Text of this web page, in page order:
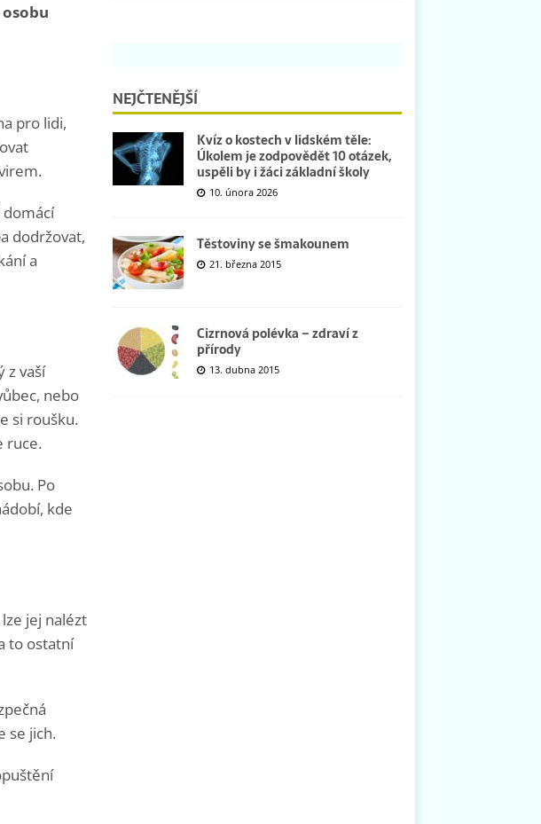
pro lidi,
domácí
dodržovat,
a
z vaší
nebo
si roušku.
ruce.
Po
kde
jej nalézt
to ostatní
se jich.
NEJČTENĚJŠÍ
Kvíz o kostech v lidském těle:
Úkolem je zodpovědět 10 otázek,
uspěli by i žáci základní školy
10. února 2026
Těstoviny se šmakounem
21. března 2015
Cizrnová polévka – zdraví z
přírody
13. dubna 2015